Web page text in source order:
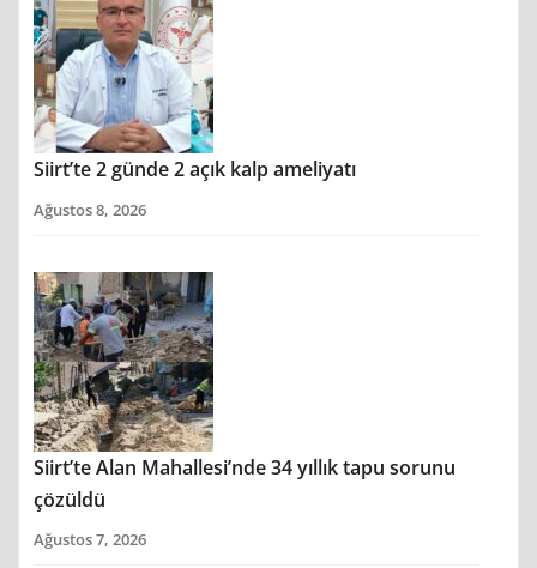
Siirt’te 2 günde 2 açık kalp ameliyatı
Ağustos 8, 2026
Siirt’te Alan Mahallesi’nde 34 yıllık tapu sorunu
çözüldü
Ağustos 7, 2026